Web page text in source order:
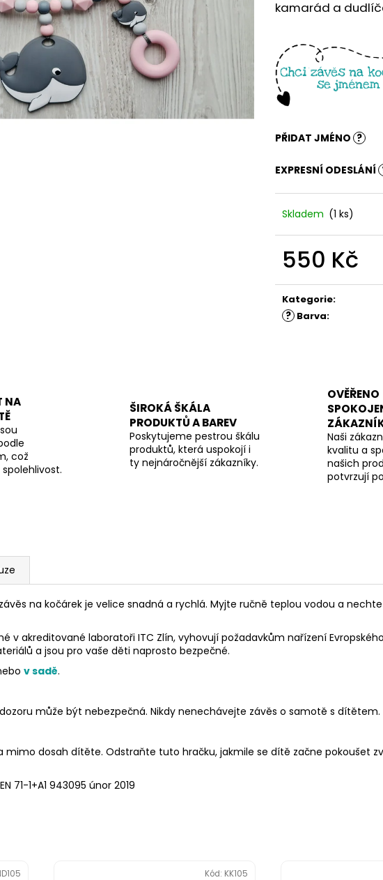
kamarád a
PŘIDAT JMÉNO ?
EXPRESNÍ ODESLÁNÍ
Skladem (1 ks)
550 Kč
Kategorie:
? Barva:
NA
což
ŠIROKÁ ŠKÁLA
PRODUKTŮ A BAREV
Poskytujeme pestrou škálu
produktů, která uspokojí i
ty nejnáročnější zákazníky.
OVĚŘENO
Naši
kvalitu a
našich
potvrzují
na kočárek je velice snadná a rychlá. Myjte ručně teplou vodou a
v akreditované laboratoři ITC Zlín, vyhovují požadavkům nařízení
a jsou pro vaše děti naprosto bezpečné.
v sadě.
může být nebezpečná. Nikdy nenechávejte závěs o samotě s dítětem.
mimo dosah dítěte. Odstraňte tuto hračku, jakmile se dítě začne pokoušet
71-1+A1 943095 únor 2019
Kód: KK105